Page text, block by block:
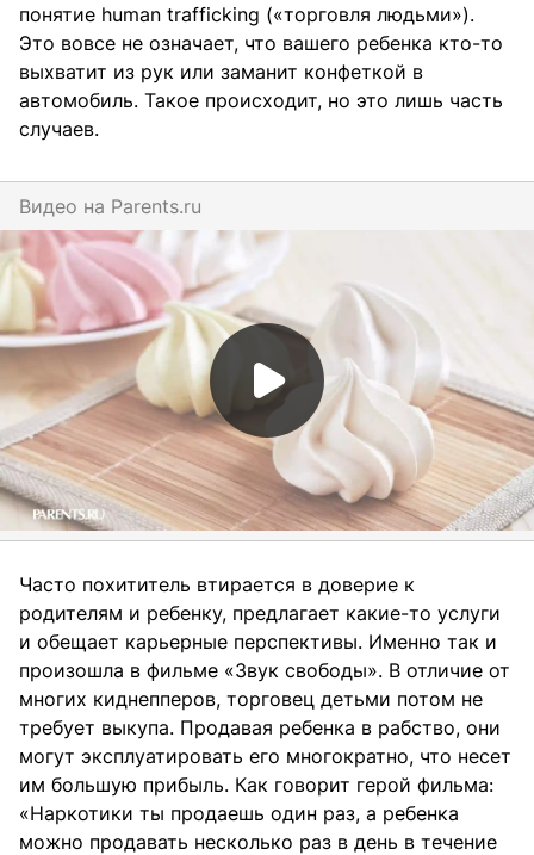
понятие human trafficking («торговля людьми»).
Это вовсе не означает, что вашего ребенка кто-то
выхватит из рук или заманит конфеткой в
автомобиль. Такое происходит, но это лишь часть
случаев.
Видео на parents.ru
Часто похититель втирается в доверие к
родителям и ребенку, предлагает какие-то услуги
и обещает карьерные перспективы. Именно так и
произошла в фильме «Звук свободы». В отличие от
многих киднепперов, торговец детьми потом не
требует выкупа. Продавая ребенка в рабство, они
могут эксплуатировать его многократно, что несет
им большую прибыль. Как говорит герой фильма:
«Наркотики ты продаешь один раз, а ребенка
можно продавать несколько раз в день в течение